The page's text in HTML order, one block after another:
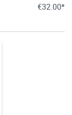
€32.00*